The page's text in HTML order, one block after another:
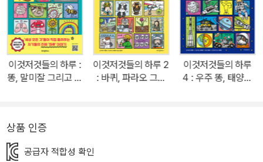
년 전 공룡 발자국이 발견된 까닭이 무엇인지, 해파리가 동해 바다를
찾아온 이유가 무엇인지, 짜장면의 원조가 왜 인천인지 등 우리나라
사회, 지리에 대한 흥미로운 사실이 궁금하다면 다른 데서 찾지 말고
이 책 한 권만 펼쳐 보자. 《이것저것들의 하루 3》은 지형, 기후, 고장
세 부분으로 나뉘어 있다. 책의 구성 방식도 다양하다. ‘이것저것들의
를 직접 들려주고, ‘요모조모 뜯어보기’에서는 폭 넓은 지리 상식을 다
다. 유쾌하고 쉬운 한국 지리 지식과 정보! 귀엽고 재치 있는 일러스트
이것저것들의 하루 :
똥, 말미잘 그리고 화
이것저것들의 하루 2
: 바퀴, 파라오 그리
이것저것들의 하루
4 : 우주 똥, 태양풍
상품 인증
공급자 적합성 확인